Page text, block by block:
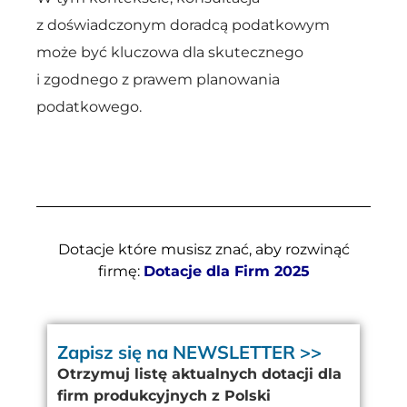
z doświadczonym doradcą podatkowym
może być kluczowa dla skutecznego
i zgodnego z prawem planowania
podatkowego.
Dotacje które musisz znać, aby rozwinąć
firmę: Dotacje dla Firm 2025
Zapisz się na NEWSLETTER >>
Otrzymuj listę aktualnych dotacji dla
firm produkcyjnych z Polski